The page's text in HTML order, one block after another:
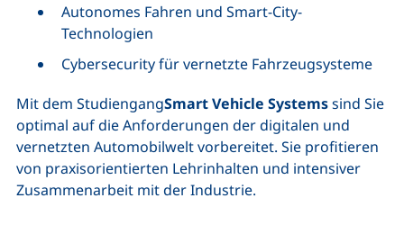
Autonomes Fahren und Smart-City-
Technologien
Cybersecurity für vernetzte Fahrzeugsysteme
Mit dem StudiengangSmart Vehicle Systemssind Sie
optimal auf die Anforderungen der digitalen und
vernetzten Automobilwelt vorbereitet. Sie profitieren
von praxisorientierten Lehrinhalten und intensiver
Zusammenarbeit mit der Industrie.